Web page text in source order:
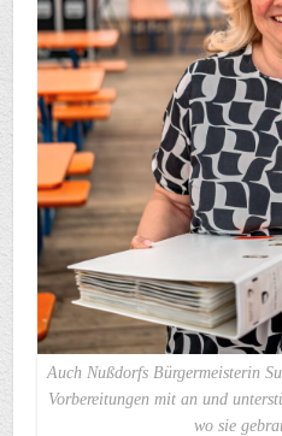
Auch Nußdorfs Bürgermeisterin
Vorbereitungen mit an und
wo sie